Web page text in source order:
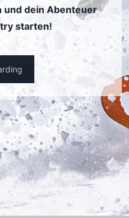
und dein Abenteuer
starten!